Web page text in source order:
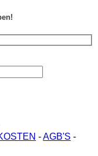
-AGB'S -